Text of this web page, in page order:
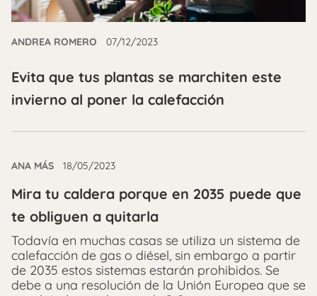
ANDREA ROMERO 07/12/2023
Evita que tus plantas se marchiten este
invierno al poner la calefacción
ANA MÁS 18/05/2023
Mira tu caldera porque en 2035 puede que
te obliguen a quitarla
Todavía en muchas casas se utiliza un sistema de
calefacción de gas o diésel, sin embargo a partir
de 2035 estos sistemas estarán prohibidos. Se
debe a una resolución de la Unión Europea que se